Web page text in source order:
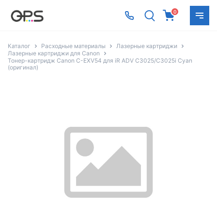
0
Каталог Расходные материалы
Лазерные картриджи
Лазерные картриджи для Canon
Тонер-картридж Canon C-EXV54 для iR ADV C3025/C3025i Cyan
(оригинал)